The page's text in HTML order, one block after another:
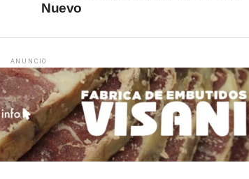
Nuevo
ANUNCIO